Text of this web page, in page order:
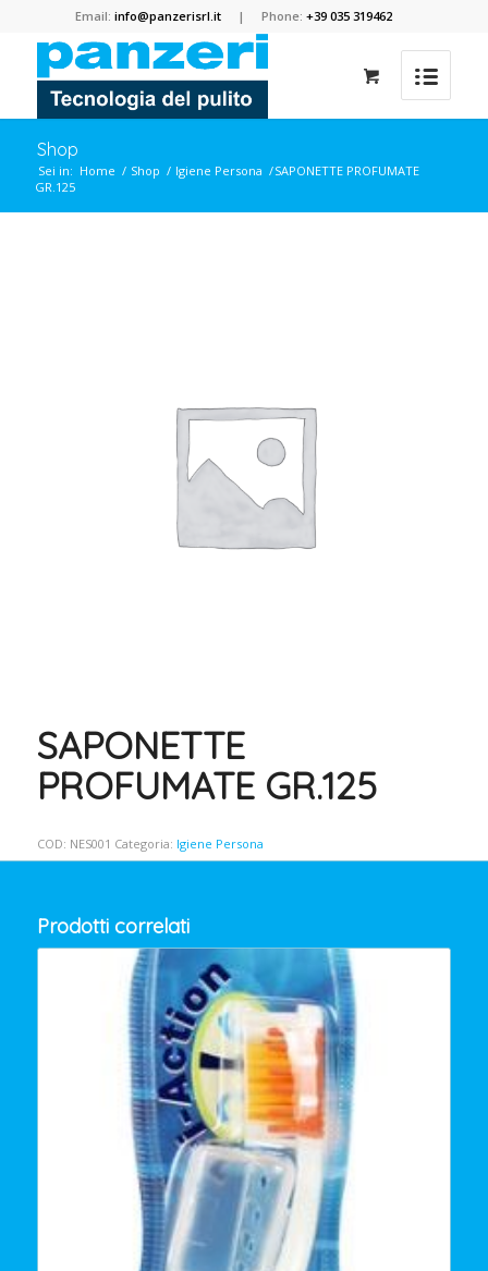
Email:info@panzerisrl.it | Phone:+39 035 319462
Shop
Sei in: Home / Shop / Igiene Persona /SAPONETTE PROFUMATE
GR.125
SAPONETTE
PROFUMATE GR.125
COD: NES001 Categoria: Igiene Persona
Prodotti correlati